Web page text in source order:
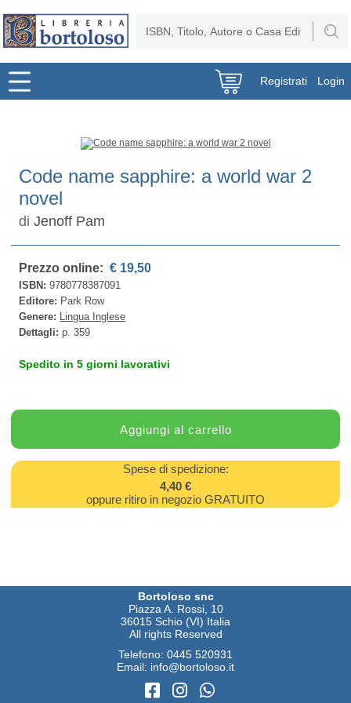
Registrati Login
Code name sapphire: a world war 2
novel
diJenoff Pam
Prezzo online: € 19,50
ISBN:9780778387091
Editore: Park Row
Genere: Lingua Inglese
Dettagli:p. 359
Spedito in 5 giorni lavorativi
Spese di spedizione:
4,40 €
oppure ritiro in negozio GRATUITO
Bortoloso snc
Piazza A. Rossi, 10
36015 Schio (VI) Italia
All rights Reserved
Telefono: 0445 520931
Email: info@bortoloso.it